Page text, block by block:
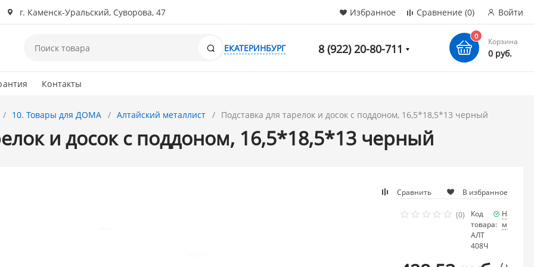
г. Каменск-Уральский, Суворова, 47 Избранное Сравнение (0) Войти
Поиск
ЕКАТЕРИНБУРГ 8 (922) 20-80-711
0
Корзина
0 руб.
Контакты
10. Товары для ДОМА Алтайский металлист Подставка для тарелок и досок с поддоном, 16,5*18,5*13 черный
и досок с поддоном, 16,5*18,5*13 черный
Сравнить В избранное
(0)
Код
товара:
АЛТ
408Ч
много